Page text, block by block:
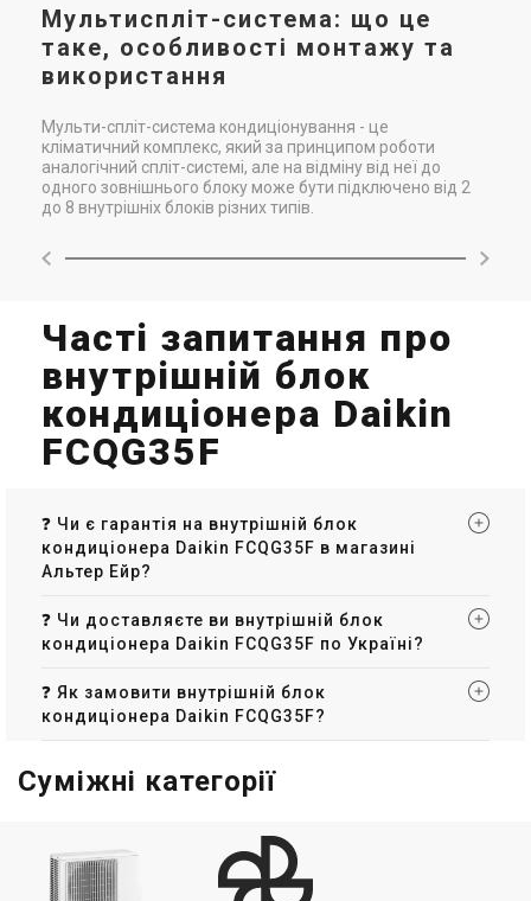
Мультиспліт-система: що це
таке, особливості монтажу та
використання
Мульти-спліт-система кондиціонування - це
кліматичний комплекс, який за принципом роботи
аналогічний спліт-системі, але на відміну від неї до
одного зовнішнього блоку може бути підключено від 2
до 8 внутрішніх блоків різних типів.
Часті запитання про
внутрішній блок
кондиціонера Daikin
FCQG35F
❓ Чи є гарантія на внутрішній блок
кондиціонера Daikin FCQG35F в магазині
Альтер Ейр?
❓ Чи доставляєте ви внутрішній блок
кондиціонера Daikin FCQG35F по Україні?
❓ Як замовити внутрішній блок
кондиціонера Daikin FCQG35F?
Суміжні категорії